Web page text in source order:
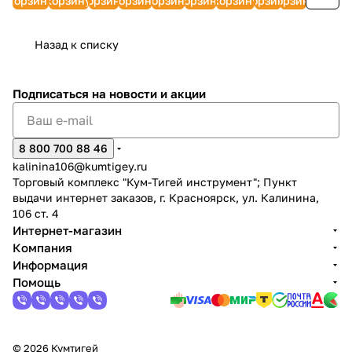
з/к)
УТ000007873
с/з,
ЭРА
УТ000102373
синтетика)12000E3/400)
B&S
1,0 л
Назад к списку
Подписаться на новости и акции
8 800 700 88 46
kalinina106@kumtigey.ru
Торговый комплекс "Кум-Тигей инструмент"; Пункт
выдачи интернет заказов, г. Красноярск, ул. Калинина,
106 ст. 4
Интернет-магазин
Компания
Информация
Помощь
© 2026 Кумтигей